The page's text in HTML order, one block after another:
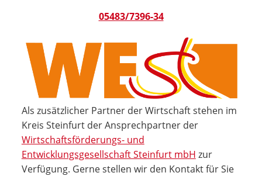
05483/7396-34
Als zusätzlicher Partner der Wirtschaft stehen im
Kreis Steinfurt der Ansprechpartner der
Wirtschaftsförderungs- und
Entwicklungsgesellschaft Steinfurt mbH zur
Verfügung. Gerne stellen wir den Kontakt für Sie